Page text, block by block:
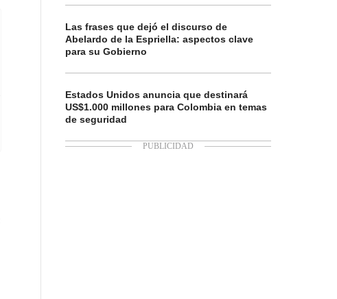
Las frases que dejó el discurso de
Abelardo de la Espriella: aspectos clave
para su Gobierno
Estados Unidos anuncia que destinará
US$1.000 millones para Colombia en temas
de seguridad